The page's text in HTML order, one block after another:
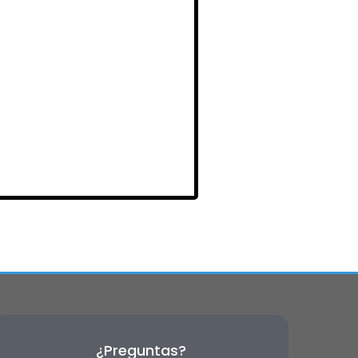
¿Preguntas?